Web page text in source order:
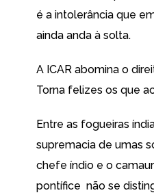
é a intolerância que
ainda anda à solta.
A ICAR abomina o
Torna felizes os que
Entre as fogueiras
supremacia de umas
chefe índio e o
pontífice não se